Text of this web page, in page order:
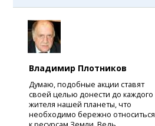
Владимир Плотников
Думаю, подобные акции ставят
своей целью донести до каждого
жителя нашей планеты, что
необходимо бережно относиться